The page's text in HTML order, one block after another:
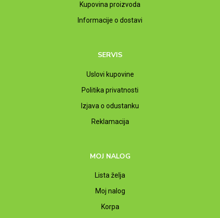
Kupovina proizvoda
Informacije o dostavi
SERVIS
Uslovi kupovine
Politika privatnosti
Izjava o odustanku
Reklamacija
MOJ NALOG
Lista želja
Moj nalog
Korpa